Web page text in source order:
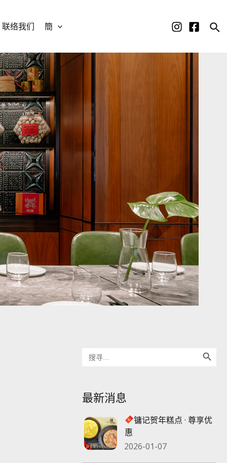
联络我们 簡
Search
for:
最新消息
镛记贺年糕点 · 尊享优
惠
2026-01-07